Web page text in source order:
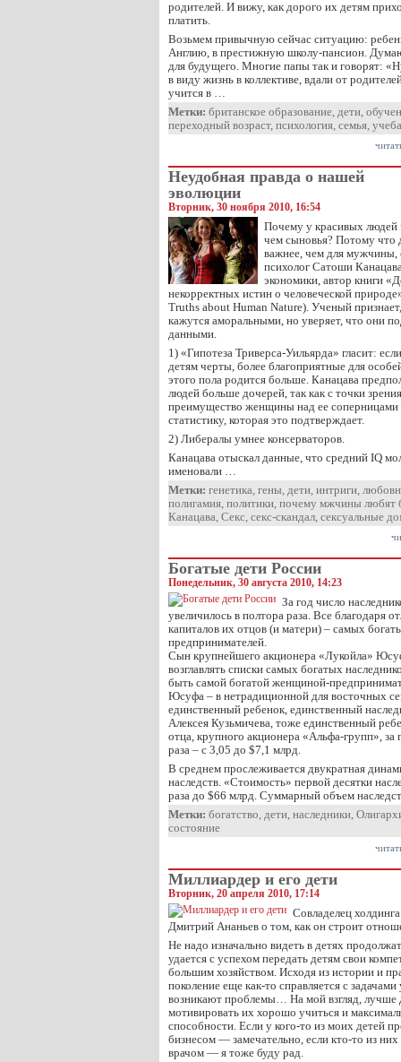
родителей. И вижу, как дорого их детям
платить.
Возьмем привычную сейчас ситуацию:
Англию, в престижную школу-пансион.
для будущего. Многие папы так и говорят:
в виду жизнь в коллективе, вдали от
учится в …
Метки: британское образование, дети,
переходный возраст, психология, семья, учеба
Неудобная правда о нашей
эволюции
Вторник, 30 ноября 2010, 16:54
Почему у красивых
чем сыновья? Потому что
важнее, чем для мужчины,
психолог Сатоши
экономики, автор книги
некорректных истин о человеческой
Truths about Human Nature). Ученый
кажутся аморальными, но уверяет, что они
данными.
1) «Гипотеза Триверса-Уильярда» гласит:
детям черты, более благоприятные для
этого пола родится больше. Канацава
людей больше дочерей, так как с точки
преимущество женщины над ее
статистику, которая это подтверждает.
2) Либералы умнее консерваторов.
Канацава отыскал данные, что средний IQ
именовали …
Метки: генетика, гены, дети, интриги,
полигамия, политики, почему мжчины любят
Канацава, Секс, секс-скандал, сексуальные
Богатые дети России
Понедельник, 30 августа 2010, 14:23
За год число
увеличилось в полтора раза. Все благодаря
капиталов их отцов (и матери) – самых
предпринимателей.
Сын крупнейшего акционера «Лукойла»
возглавлять списки самых богатых
быть самой богатой женщиной-
Юсуфа – в нетрадиционной для восточных
единственный ребенок, единственный
Алексея Кузьмичева, тоже единственный
отца, крупного акционера «Альфа-групп», за
раза – с 3,05 до $7,1 млрд.
В среднем прослеживается двукратная
наследств. «Стоимость» первой десятки
раза до $66 млрд. Суммарный объем
Метки: богатство, дети, наследники,
состояние
Миллиардер и его дети
Вторник, 20 апреля 2010, 17:14
Совладелец
Дмитрий Ананьев о том, как он строит
Не надо изначально видеть в детях
удается с успехом передать детям свои
большим хозяйством. Исходя из истории и
поколение еще как-то справляется с
возникают проблемы… На мой взгляд, лучше
мотивировать их хорошо учиться и
способности. Если у кого-то из моих детей
бизнесом — замечательно, если кто-то из них
врачом — я тоже буду рад.